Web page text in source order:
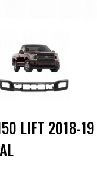
LIFT 2018-19